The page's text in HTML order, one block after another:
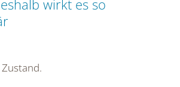
wirkt es so